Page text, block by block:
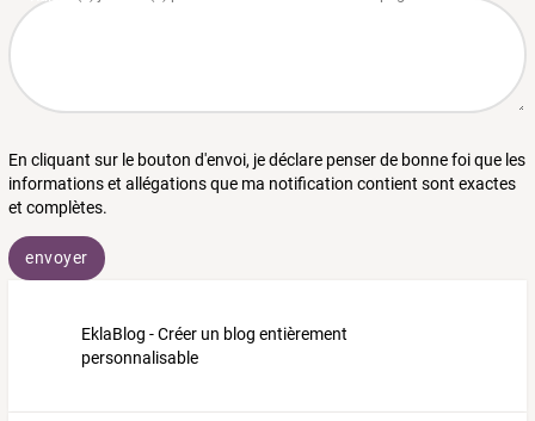
En cliquant sur le bouton d'envoi, je déclare penser de bonne foi que les
informations et allégations que ma notification contient sont exactes
et complètes.
envoyer
EklaBlog - Créer un blog entièrement
personnalisable